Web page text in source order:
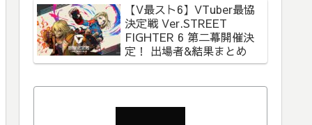
【V最スト6】VTuber最協
決定戦 Ver.STREET
FIGHTER 6 第二幕開催決
定！ 出場者&結果まとめ